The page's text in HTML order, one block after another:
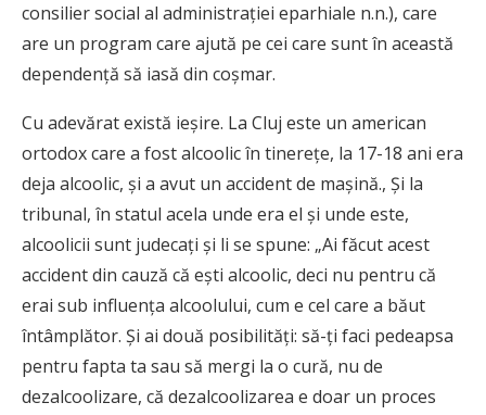
consilier social al administraţiei eparhiale n.n.), care
are un program care ajută pe cei care sunt în această
dependenţă să iasă din coşmar.
Cu adevărat există ieşire. La Cluj este un american
ortodox care a fost alcoolic în tinereţe, la 17-18 ani era
deja alcoolic, şi a avut un accident de maşină., Şi la
tribunal, în statul acela unde era el şi unde este,
alcoolicii sunt judecaţi şi li se spune: „Ai făcut acest
accident din cauză că eşti alcoolic, deci nu pentru că
erai sub influenţa alcoolului, cum e cel care a băut
întâmplător. Şi ai două posibilităţi: să-ţi faci pedeapsa
pentru fapta ta sau să mergi la o cură, nu de
dezalcoolizare, că dezalcoolizarea e doar un proces